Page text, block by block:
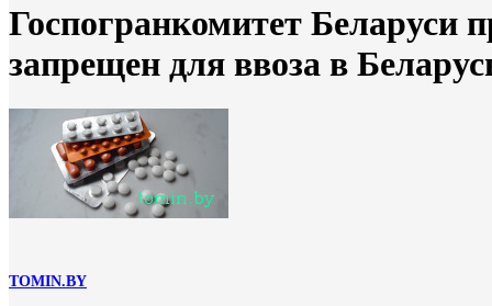
Госпогранкомитет Беларуси
запрещен для ввоза в
TOMIN.BY